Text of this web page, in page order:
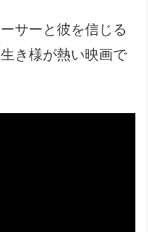
サーと彼を信じる
き様が熱い映画で